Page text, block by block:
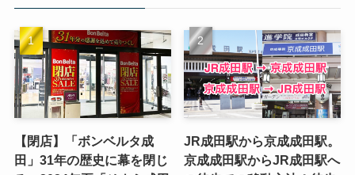
【閉店】「ボンベルタ成
田」31年の歴史に幕を閉じ
JR成田駅から京成成田駅。
京成成田駅からJR成田駅へ